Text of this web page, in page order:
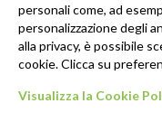
personali come, ad
personalizzazione degli
alla privacy, è possibile
cookie. Clicca su
Visualizza la Cookie